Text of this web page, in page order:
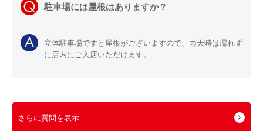
駐車場には屋根はありますか？
立体駐車場ですと屋根がございますので、雨天時は濡れず
に店内にご入店いただけます。
さらに質問を表示